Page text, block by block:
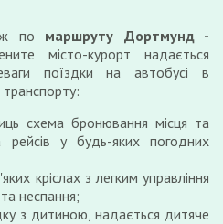
по маршруту Дортмунд -
місто-курорт надається
поїздки на автобусі в
схема бронювання місця та
рейсів у будь-яких погодних
кріслах з легким управління
неспання;
з дитиною, надається дитяче